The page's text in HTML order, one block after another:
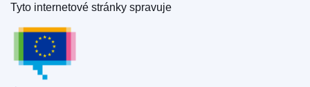
Úřad pro publikace Evropské unie
Tyto internetové stránky spravuje